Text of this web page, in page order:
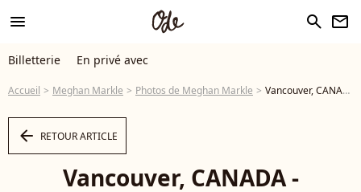
menu search newsletter
Billetterie En privé avec
Accueil Meghan Markle Photos de Meghan Markle Vancouver, CANADA - Meghan Markle, Duchess of Sussex at Wheelchair Curling in Hillcrest Recreation Centre during Invictus Games Vancouver Whistler 2025 in Canada. Pictured: Meghan Markle, Duchess of Sussex - Photo
arrow_left RETOUR ARTICLE
Vancouver, CANADA -